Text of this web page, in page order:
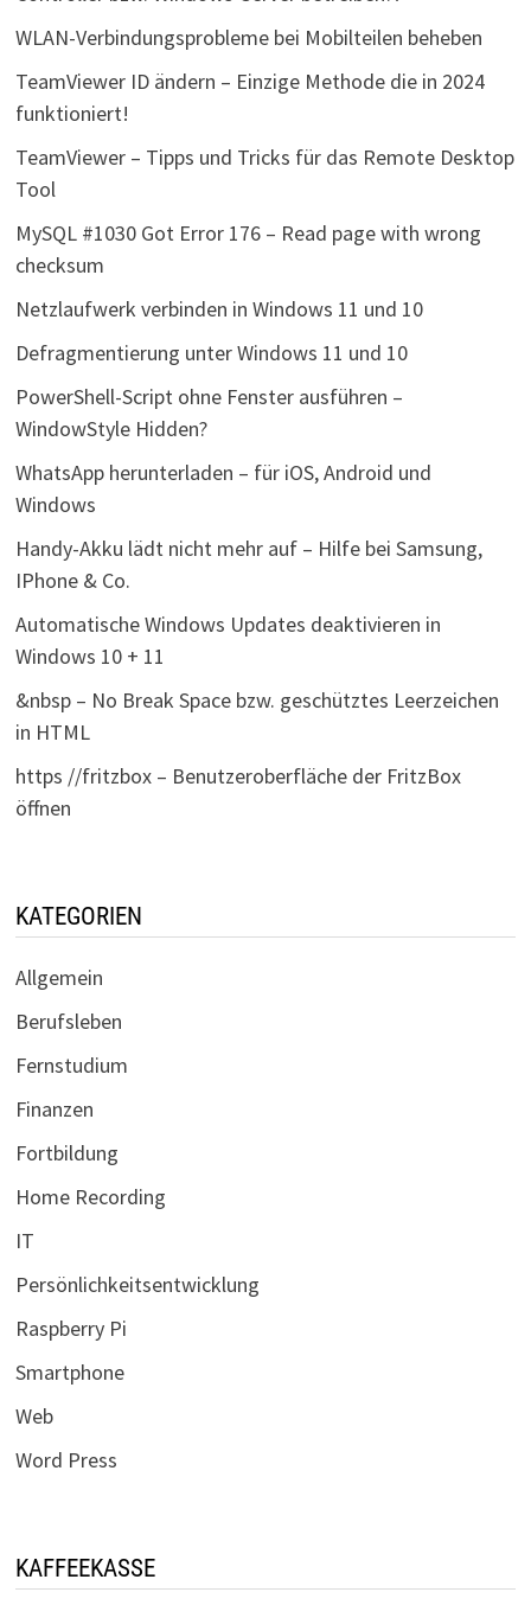
WLAN-Verbindungsprobleme bei Mobilteilen beheben
TeamViewer ID ändern – Einzige Methode die in 2024
funktioniert!
TeamViewer – Tipps und Tricks für das Remote Desktop
Tool
MySQL #1030 Got Error 176 – Read page with wrong
checksum
Netzlaufwerk verbinden in Windows 11 und 10
Defragmentierung unter Windows 11 und 10
PowerShell-Script ohne Fenster ausführen –
WindowStyle Hidden?
WhatsApp herunterladen – für iOS, Android und
Windows
Handy-Akku lädt nicht mehr auf – Hilfe bei Samsung,
IPhone & Co.
Automatische Windows Updates deaktivieren in
Windows 10 + 11
&nbsp – No Break Space bzw. geschütztes Leerzeichen
in HTML
https //fritzbox – Benutzeroberfläche der FritzBox
öffnen
KATEGORIEN
Allgemein
Berufsleben
Fernstudium
Finanzen
Fortbildung
Home Recording
IT
Persönlichkeitsentwicklung
Raspberry Pi
Smartphone
Web
Word Press
KAFFEEKASSE